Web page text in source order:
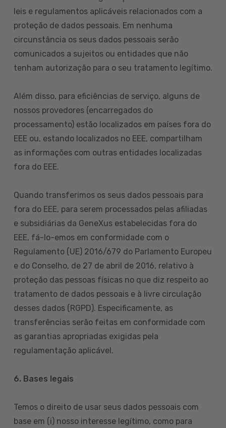
leis e regulamentos aplicáveis relacionados com a
proteção de dados pessoais. Em nenhuma
circunstância os seus dados pessoais serão
comunicados a sujeitos ou entidades que não
tenham autorização para o seu tratamento legítimo.
Além disso, para eficiências de serviço, alguns de
nossos provedores (encarregados do
processamento) estão localizados em países fora do
EEE ou, estando localizados no EEE, compartilham
as informações com outras entidades localizadas
fora do EEE.
Quando transferimos os seus dados pessoais para
fora do EEE, para serem processados pelas afiliadas
e subsidiárias da GeneXus estabelecidas fora do
EEE, fá-lo-emos em conformidade com o
Regulamento (UE) 2016/679 do Parlamento Europeu
e do Conselho, de 27 de abril de 2016, relativo à
proteção das pessoas físicas no que diz respeito ao
tratamento de dados pessoais e à livre circulação
desses dados (RGPD). Especificamente, as
transferências serão feitas em conformidade com
as garantias apropriadas exigidas pela
regulamentação aplicável.
6. Bases legais
Temos o direito de usar seus dados pessoais com
base em (i) nosso interesse legítimo, como para